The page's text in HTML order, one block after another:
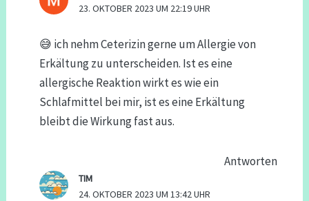
23. OKTOBER 2023 UM 22:19 UHR
😅 ich nehm Ceterizin gerne um Allergie von
Erkältung zu unterscheiden. Ist es eine
allergische Reaktion wirkt es wie ein
Schlafmittel bei mir, ist es eine Erkältung
bleibt die Wirkung fast aus.
Antworten
TIM
24. OKTOBER 2023 UM 13:42 UHR